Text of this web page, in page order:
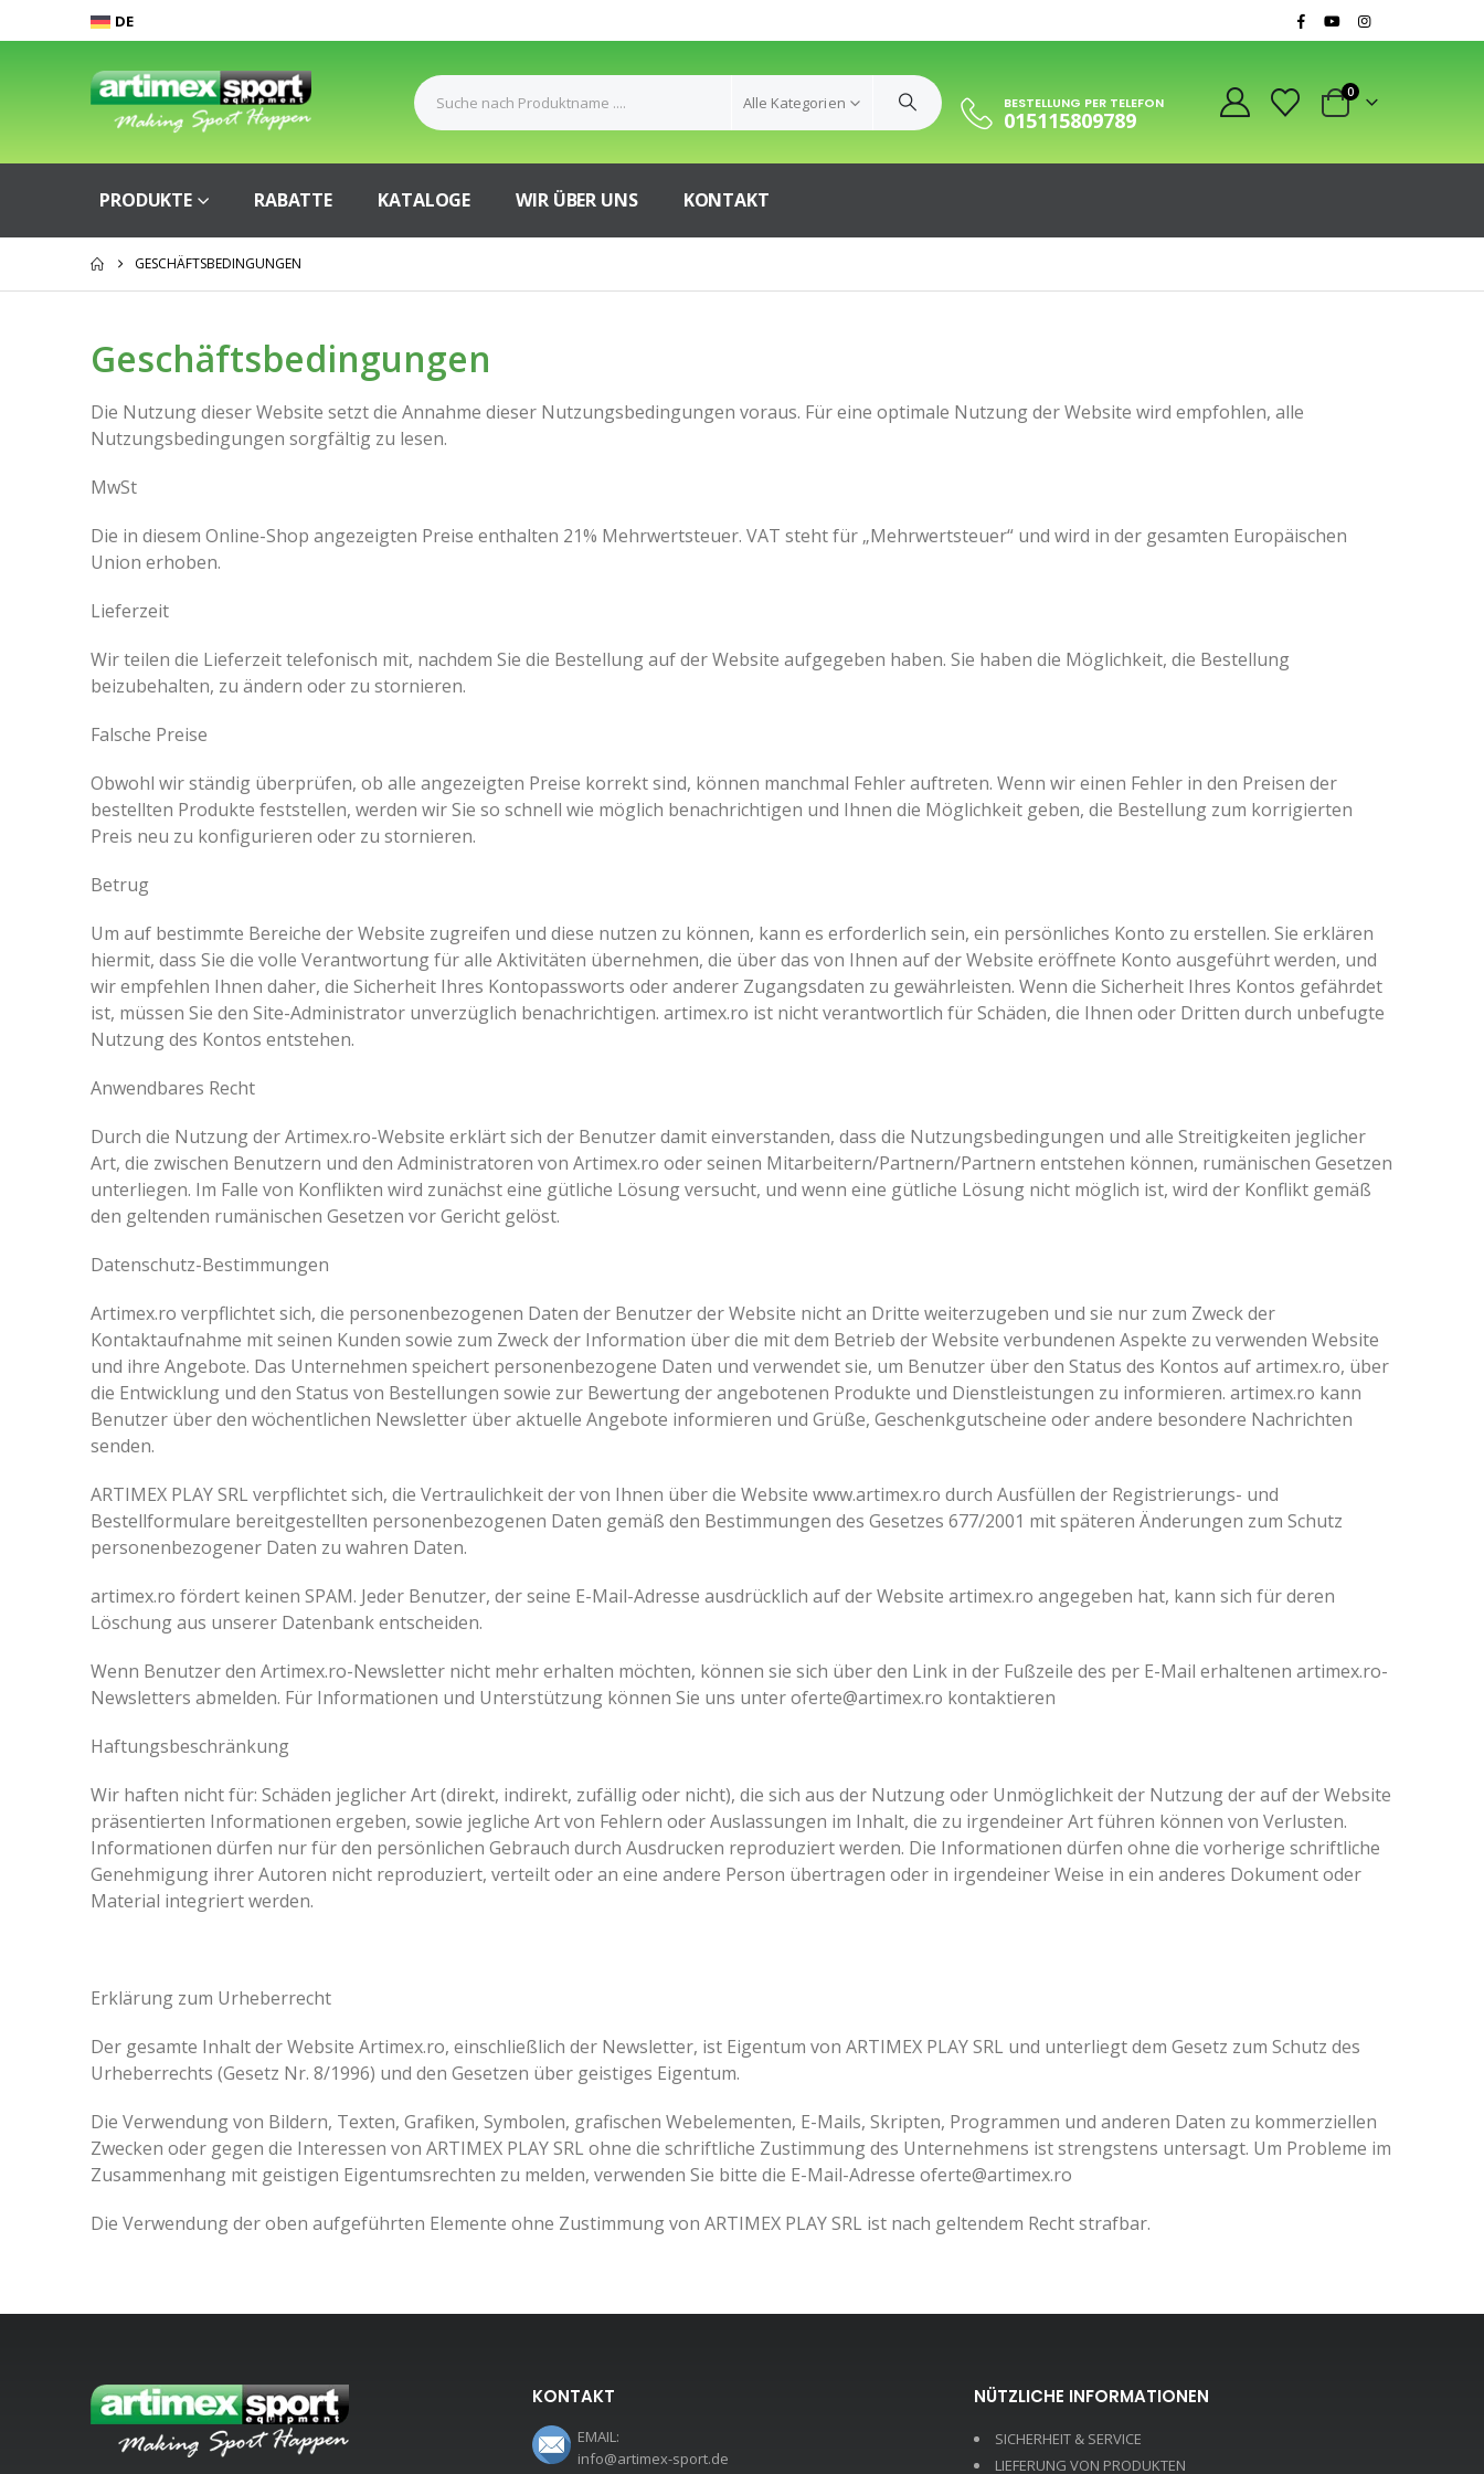
DE
Alle Kategorien BESTELLUNG PER TELEFON
015115809789
0
PRODUKTE RABATTE KATALOGE WIR ÜBER UNS KONTAKT
GESCHÄFTSBEDINGUNGEN
Geschäftsbedingungen
Die Nutzung dieser Website setzt die Annahme dieser Nutzungsbedingungen voraus. Für eine optimale Nutzung der Website wird empfohlen, alle
Nutzungsbedingungen sorgfältig zu lesen.
MwSt
Die in diesem Online-Shop angezeigten Preise enthalten 21% Mehrwertsteuer. VAT steht für „Mehrwertsteuer“ und wird in der gesamten Europäischen
Union erhoben.
Lieferzeit
Wir teilen die Lieferzeit telefonisch mit, nachdem Sie die Bestellung auf der Website aufgegeben haben. Sie haben die Möglichkeit, die Bestellung
beizubehalten, zu ändern oder zu stornieren.
Falsche Preise
Obwohl wir ständig überprüfen, ob alle angezeigten Preise korrekt sind, können manchmal Fehler auftreten. Wenn wir einen Fehler in den Preisen der
bestellten Produkte feststellen, werden wir Sie so schnell wie möglich benachrichtigen und Ihnen die Möglichkeit geben, die Bestellung zum korrigierten
Preis neu zu konfigurieren oder zu stornieren.
Betrug
Um auf bestimmte Bereiche der Website zugreifen und diese nutzen zu können, kann es erforderlich sein, ein persönliches Konto zu erstellen. Sie erklären
hiermit, dass Sie die volle Verantwortung für alle Aktivitäten übernehmen, die über das von Ihnen auf der Website eröffnete Konto ausgeführt werden, und
wir empfehlen Ihnen daher, die Sicherheit Ihres Kontopassworts oder anderer Zugangsdaten zu gewährleisten. Wenn die Sicherheit Ihres Kontos gefährdet
ist, müssen Sie den Site-Administrator unverzüglich benachrichtigen. artimex.ro ist nicht verantwortlich für Schäden, die Ihnen oder Dritten durch unbefugte
Nutzung des Kontos entstehen.
Anwendbares Recht
Durch die Nutzung der Artimex.ro-Website erklärt sich der Benutzer damit einverstanden, dass die Nutzungsbedingungen und alle Streitigkeiten jeglicher
Art, die zwischen Benutzern und den Administratoren von Artimex.ro oder seinen Mitarbeitern/Partnern/Partnern entstehen können, rumänischen Gesetzen
unterliegen. Im Falle von Konflikten wird zunächst eine gütliche Lösung versucht, und wenn eine gütliche Lösung nicht möglich ist, wird der Konflikt gemäß
den geltenden rumänischen Gesetzen vor Gericht gelöst.
Datenschutz-Bestimmungen
Artimex.ro verpflichtet sich, die personenbezogenen Daten der Benutzer der Website nicht an Dritte weiterzugeben und sie nur zum Zweck der
Kontaktaufnahme mit seinen Kunden sowie zum Zweck der Information über die mit dem Betrieb der Website verbundenen Aspekte zu verwenden Website
und ihre Angebote. Das Unternehmen speichert personenbezogene Daten und verwendet sie, um Benutzer über den Status des Kontos auf artimex.ro, über
die Entwicklung und den Status von Bestellungen sowie zur Bewertung der angebotenen Produkte und Dienstleistungen zu informieren. artimex.ro kann
Benutzer über den wöchentlichen Newsletter über aktuelle Angebote informieren und Grüße, Geschenkgutscheine oder andere besondere Nachrichten
senden.
ARTIMEX PLAY SRL verpflichtet sich, die Vertraulichkeit der von Ihnen über die Website www.artimex.ro durch Ausfüllen der Registrierungs- und
Bestellformulare bereitgestellten personenbezogenen Daten gemäß den Bestimmungen des Gesetzes 677/2001 mit späteren Änderungen zum Schutz
personenbezogener Daten zu wahren Daten.
artimex.ro fördert keinen SPAM. Jeder Benutzer, der seine E-Mail-Adresse ausdrücklich auf der Website artimex.ro angegeben hat, kann sich für deren
Löschung aus unserer Datenbank entscheiden.
Wenn Benutzer den Artimex.ro-Newsletter nicht mehr erhalten möchten, können sie sich über den Link in der Fußzeile des per E-Mail erhaltenen artimex.ro-
Newsletters abmelden. Für Informationen und Unterstützung können Sie uns unter oferte@artimex.ro kontaktieren
Haftungsbeschränkung
Wir haften nicht für: Schäden jeglicher Art (direkt, indirekt, zufällig oder nicht), die sich aus der Nutzung oder Unmöglichkeit der Nutzung der auf der Website
präsentierten Informationen ergeben, sowie jegliche Art von Fehlern oder Auslassungen im Inhalt, die zu irgendeiner Art führen können von Verlusten.
Informationen dürfen nur für den persönlichen Gebrauch durch Ausdrucken reproduziert werden. Die Informationen dürfen ohne die vorherige schriftliche
Genehmigung ihrer Autoren nicht reproduziert, verteilt oder an eine andere Person übertragen oder in irgendeiner Weise in ein anderes Dokument oder
Material integriert werden.
Erklärung zum Urheberrecht
Der gesamte Inhalt der Website Artimex.ro, einschließlich der Newsletter, ist Eigentum von ARTIMEX PLAY SRL und unterliegt dem Gesetz zum Schutz des
Urheberrechts (Gesetz Nr. 8/1996) und den Gesetzen über geistiges Eigentum.
Die Verwendung von Bildern, Texten, Grafiken, Symbolen, grafischen Webelementen, E-Mails, Skripten, Programmen und anderen Daten zu kommerziellen
Zwecken oder gegen die Interessen von ARTIMEX PLAY SRL ohne die schriftliche Zustimmung des Unternehmens ist strengstens untersagt. Um Probleme im
Zusammenhang mit geistigen Eigentumsrechten zu melden, verwenden Sie bitte die E-Mail-Adresse oferte@artimex.ro
Die Verwendung der oben aufgeführten Elemente ohne Zustimmung von ARTIMEX PLAY SRL ist nach geltendem Recht strafbar.
KONTAKT
EMAIL:
info@artimex-sport.de
NÜTZLICHE INFORMATIONEN
SICHERHEIT & SERVICE
LIEFERUNG VON PRODUKTEN